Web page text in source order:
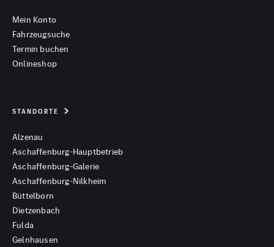
Mein Konto
Fahrzeugsuche
Termin buchen
Onlineshop
STANDORTE
Alzenau
Aschaffenburg-Hauptbetrieb
Aschaffenburg-Galerie
Aschaffenburg-Nilkheim
Büttelborn
Dietzenbach
Fulda
Gelnhausen